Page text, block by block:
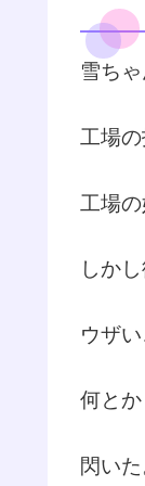
雪ち
工場
工場
しか
ウザ
何と
閃いた